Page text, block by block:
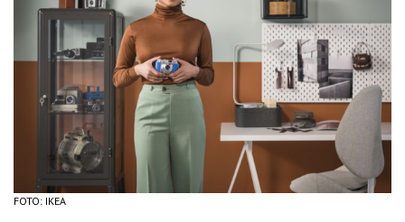
FOTO: IKEA